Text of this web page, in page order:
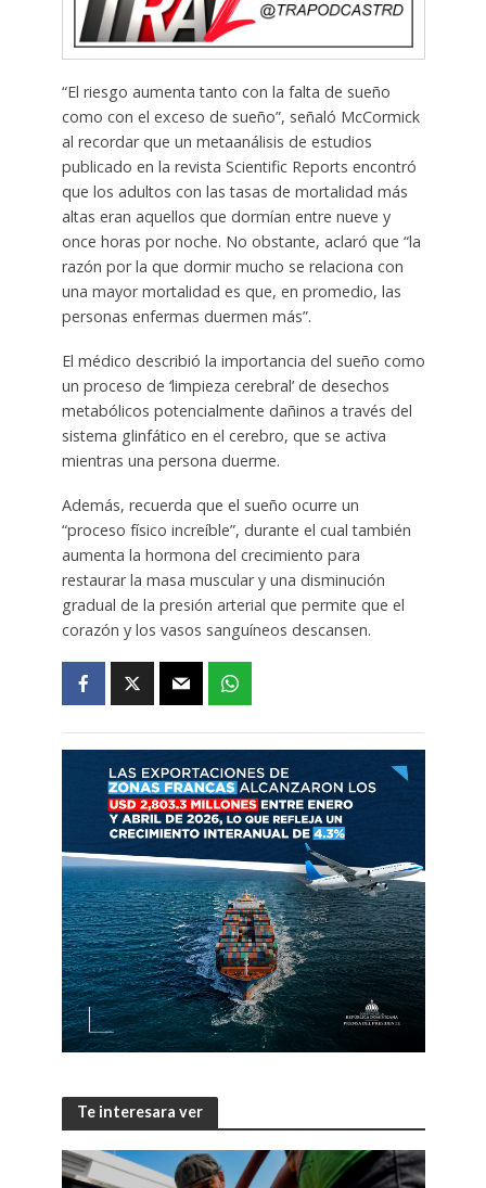
“El riesgo aumenta tanto con la falta de sueño
como con el exceso de sueño”, señaló McCormick
al recordar que un metaanálisis de estudios
publicado en la revista Scientific Reports encontró
que los adultos con las tasas de mortalidad más
altas eran aquellos que dormían entre nueve y
once horas por noche. No obstante, aclaró que “la
razón por la que dormir mucho se relaciona con
una mayor mortalidad es que, en promedio, las
personas enfermas duermen más”.
El médico describió la importancia del sueño como
un proceso de ‘limpieza cerebral’ de desechos
metabólicos potencialmente dañinos a través del
sistema glinfático en el cerebro, que se activa
mientras una persona duerme.
Además, recuerda que el sueño ocurre un
“proceso físico increíble”, durante el cual también
aumenta la hormona del crecimiento para
restaurar la masa muscular y una disminución
gradual de la presión arterial que permite que el
corazón y los vasos sanguíneos descansen.
Te interesara ver